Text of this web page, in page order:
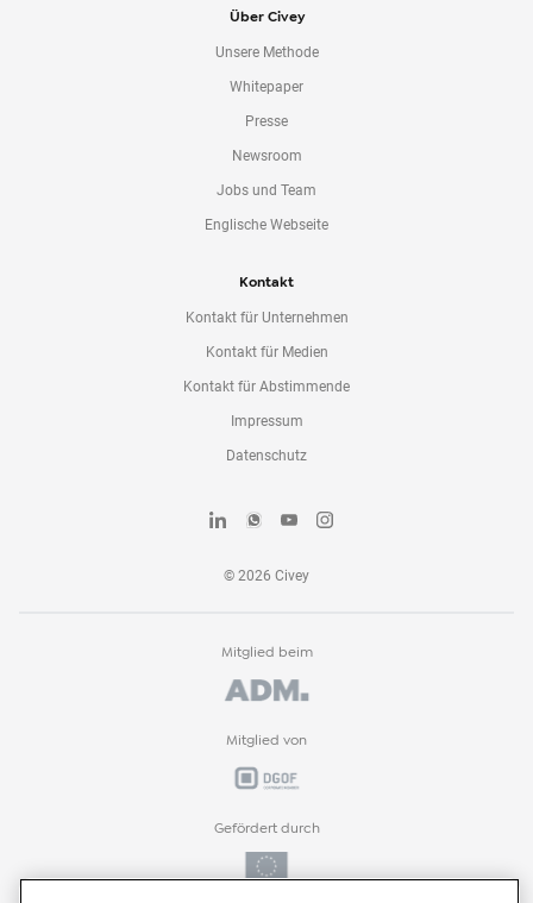
Über Civey
Unsere Methode
Whitepaper
Presse
Newsroom
Jobs und Team
Englische Webseite
Kontakt
Kontakt für Unternehmen
Kontakt für Medien
Kontakt für Abstimmende
Impressum
Datenschutz
© 2026 Civey
Mitglied beim
Mitglied von
Gefördert durch